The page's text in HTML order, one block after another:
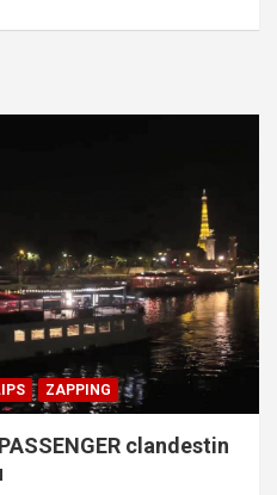
ZAPPING
clandestin